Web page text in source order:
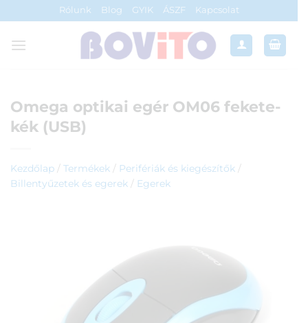
to
content
Rólunk Blog GYIK ÁSZF Kapcsolat
Omega optikai egér OM06 fekete-
kék (USB)
Kezdőlap / Termékek / Perifériák és kiegészítők /
Billentyűzetek és egerek / Egerek